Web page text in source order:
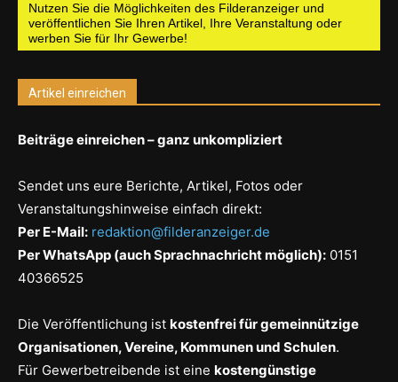
Nutzen Sie die Möglichkeiten des Filderanzeiger und
veröffentlichen Sie Ihren Artikel, Ihre Veranstaltung oder
werben Sie für Ihr Gewerbe!
Artikel einreichen
Beiträge einreichen – ganz unkompliziert
Sendet uns eure Berichte, Artikel, Fotos oder
Veranstaltungshinweise einfach direkt:
Per E-Mail: redaktion@filderanzeiger.de
Per WhatsApp (auch Sprachnachricht möglich): 0151
40366525
Die Veröffentlichung ist kostenfrei für gemeinnützige
Organisationen, Vereine, Kommunen und Schulen.
Für Gewerbetreibende ist eine kostengünstige